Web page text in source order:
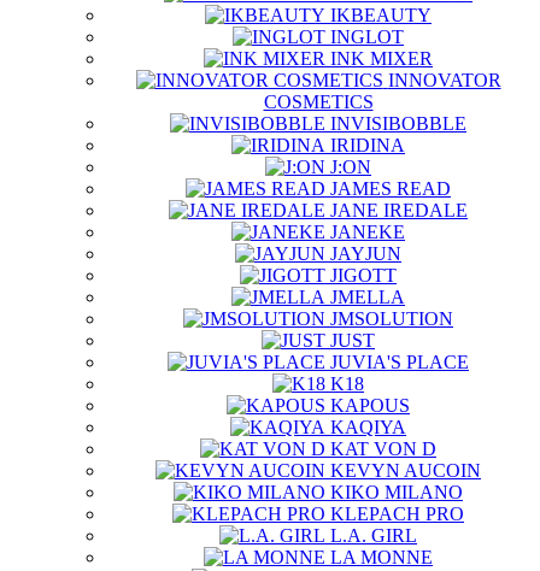
IKBEAUTY
INGLOT
INK MIXER
INNOVATOR
COSMETICS
INVISIBOBBLE
IRIDINA
J:ON
JAMES READ
JANE IREDALE
JANEKE
JAYJUN
JIGOTT
JMELLA
JMSOLUTION
JUST
JUVIA'S PLACE
K18
KAPOUS
KAQIYA
KAT VON D
KEVYN AUCOIN
KIKO MILANO
KLEPACH PRO
L.A. GIRL
LA MONNE